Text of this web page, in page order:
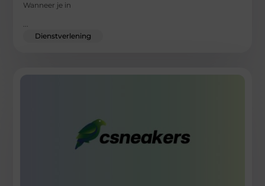
Wanneer je in
...
Dienstverlening